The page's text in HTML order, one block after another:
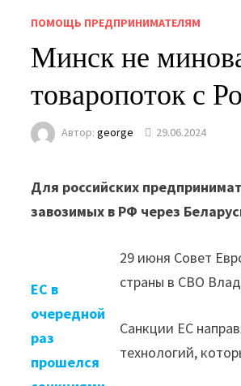
ПОМОЩЬ ПРЕДПРИНИМАТЕЛЯМ
Минск не
товаропоток с
Автор:george 29.06.2024
Для российских
завозимых в РФ через
ЕС в
очередной
раз
прошелся
29 июня Совет
страны в СВО
Санкции ЕС
технологий,